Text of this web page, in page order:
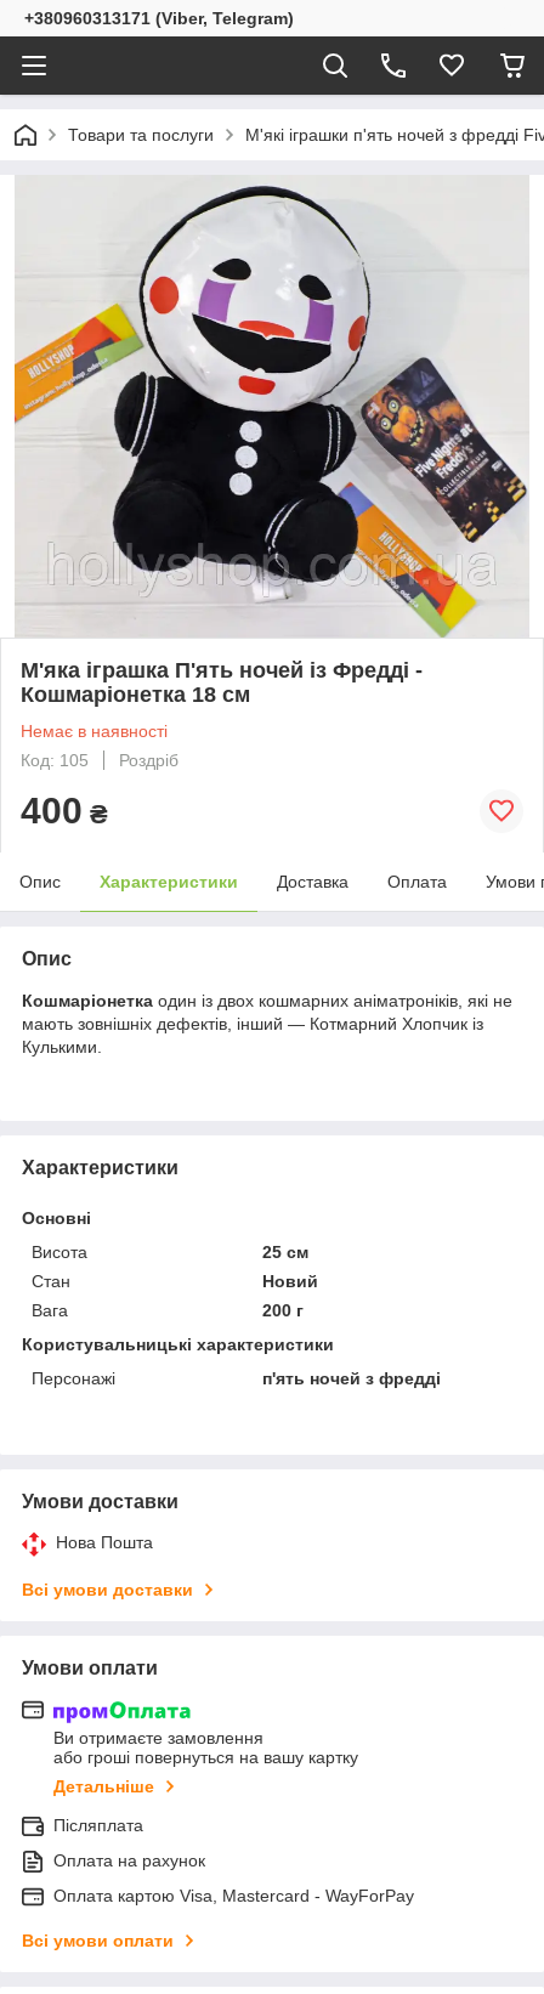
+380960313171 (Viber, Telegram)
Товари та послуги М'які іграшки п'ять ночей з фредді
М'яка іграшка П'ять ночей із Фредді -
Кошмаріонетка 18 см
Немає в наявності
Код: 105
Роздріб
400 ₴
Опис Характеристики Доставка Оплата Умови
Опис
Кошмаріонетка один із двох кошмарних аніматроніків, які не
мають зовнішніх дефектів, інший — Котмарний Хлопчик із
Кулькими.
Характеристики
Основні
Висота
25 см
Стан
Новий
Вага
200 г
Користувальницькі характеристики
Персонажі
п'ять ночей з фредді
Умови доставки
Нова Пошта
Всі умови доставки
Умови оплати
Ви отримаєте замовлення
або гроші повернуться на вашу картку
Детальніше
Післяплата
Оплата на рахунок
Оплата картою Visa, Mastercard - WayForPay
Всі умови оплати